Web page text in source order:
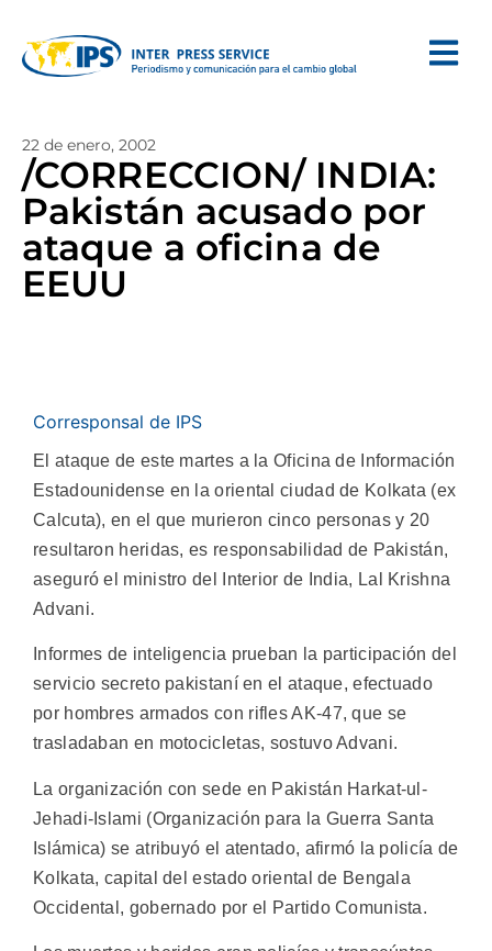
22 de enero, 2002
/CORRECCION/ INDIA:
Pakistán acusado por
ataque a oficina de
EEUU
Corresponsal de IPS
El ataque de este martes a la Oficina de Información
Estadounidense en la oriental ciudad de Kolkata (ex
Calcuta), en el que murieron cinco personas y 20
resultaron heridas, es responsabilidad de Pakistán,
aseguró el ministro del Interior de India, Lal Krishna
Advani.
Informes de inteligencia prueban la participación del
servicio secreto pakistaní en el ataque, efectuado
por hombres armados con rifles AK-47, que se
trasladaban en motocicletas, sostuvo Advani.
La organización con sede en Pakistán Harkat-ul-
Jehadi-Islami (Organización para la Guerra Santa
Islámica) se atribuyó el atentado, afirmó la policía de
Kolkata, capital del estado oriental de Bengala
Occidental, gobernado por el Partido Comunista.